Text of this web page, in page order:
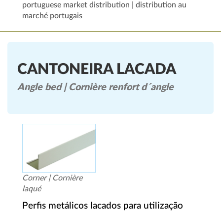
portuguese market distribution | distribution au
marché portugais
CANTONEIRA LACADA
Angle bed | Cornière renfort d´angle
Corner | Cornière
laqué
Perfis metálicos lacados para utilização